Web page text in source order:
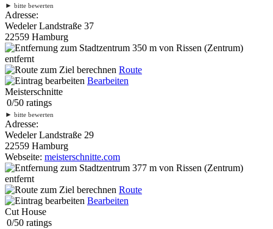
► bitte bewerten
Adresse:
Wedeler Landstraße 37
22559 Hamburg
350 m von Rissen (Zentrum)
entfernt
Route
Bearbeiten
Meisterschnitte
0/50 ratings
► bitte bewerten
Adresse:
Wedeler Landstraße 29
22559 Hamburg
Webseite: meisterschnitte.com
377 m von Rissen (Zentrum)
entfernt
Route
Bearbeiten
Cut House
0/50 ratings